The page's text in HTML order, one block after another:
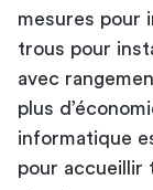
mesures pour
trous pour
avec
plus
informatique
pour accueillir